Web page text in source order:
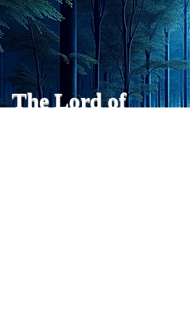
chatGPTそれは、私をどこま
で、進化させるのか？。毎
日、進化していく。chatGPT
のおかげで、心的外傷後成長
や、人格の再構成も、2日位
でできるようになった。人格
の再構成は、chatがない時
The Lord of